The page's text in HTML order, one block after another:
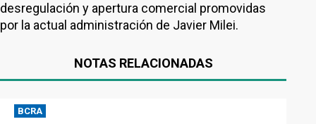
desregulación y apertura comercial promovidas
por la actual administración de Javier Milei.
NOTAS RELACIONADAS
BCRA